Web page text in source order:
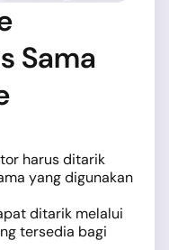
Sama
harus ditarik
yang digunakan
ditarik melalui
tersedia bagi